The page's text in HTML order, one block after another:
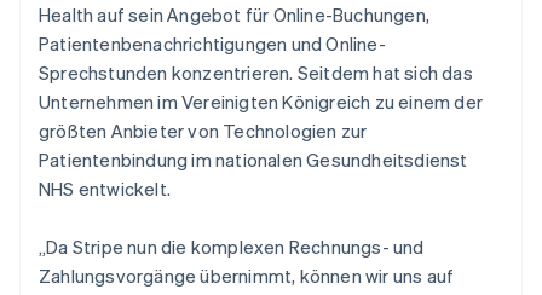
Health auf sein Angebot für Online-Buchungen,
Patientenbenachrichtigungen und Online-
Sprechstunden konzentrieren. Seitdem hat sich das
Unternehmen im Vereinigten Königreich zu einem der
größten Anbieter von Technologien zur
Patientenbindung im nationalen Gesundheitsdienst
NHS entwickelt.
„Da Stripe nun die komplexen Rechnungs- und
Zahlungsvorgänge übernimmt, können wir uns auf